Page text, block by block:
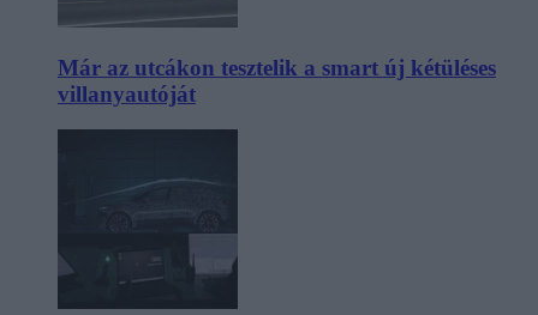
Már az utcákon tesztelik a smart új kétüléses
villanyautóját